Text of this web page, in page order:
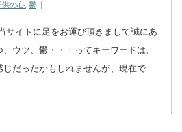
供の心, 鬱
サイトに足をお運び頂きまして誠にあ
ウツ、鬱・・・ってキーワードは、
じだったかもしれませんが、現在で…